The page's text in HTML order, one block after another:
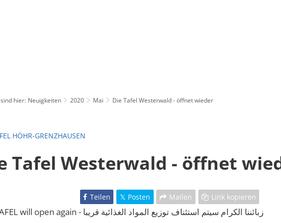
hier: Neuigkeiten 2020 Mai Die Tafel Westerwald - öffnet wieder
HÖHR-GRENZHAUSEN
Tafel Westerwald - öffnet
Teilen Posten Mailen Link kopieren
The TAFEL will open again - زبائننا الكرام سيتم استئناف توزيع المواد الغذائية قريبا